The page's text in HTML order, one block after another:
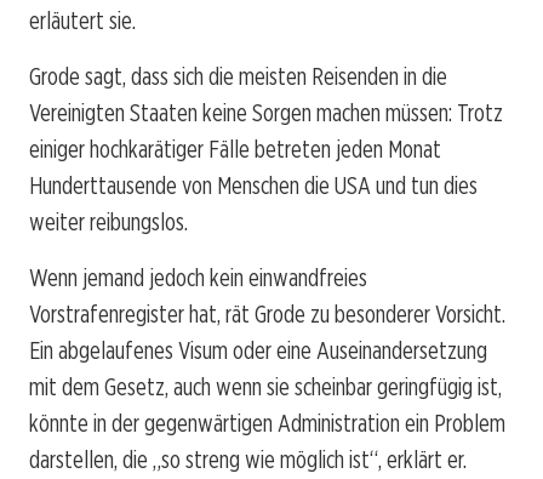
erläutert sie.
Grode sagt, dass sich die meisten Reisenden in die
Vereinigten Staaten keine Sorgen machen müssen: Trotz
einiger hochkarätiger Fälle betreten jeden Monat
Hunderttausende von Menschen die USA und tun dies
weiter reibungslos.
Wenn jemand jedoch kein einwandfreies
Vorstrafenregister hat, rät Grode zu besonderer Vorsicht.
Ein abgelaufenes Visum oder eine Auseinandersetzung
mit dem Gesetz, auch wenn sie scheinbar geringfügig ist,
könnte in der gegenwärtigen Administration ein Problem
darstellen, die „so streng wie möglich ist“, erklärt er.